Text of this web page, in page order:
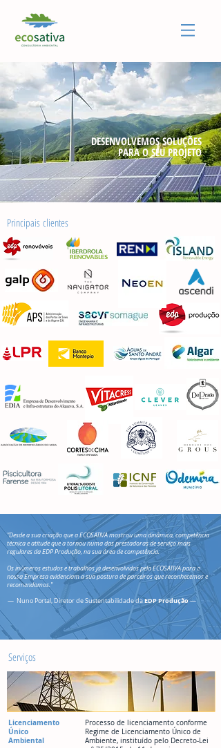
DESENVOLVEMOS SOLUÇÕES
PARA O SEU PROJETO
Principais clientes
"Desde a sua criação que a ECOSATIVA mostrou uma dinâmica, competência
técnica e atitude que a tornou numa das prestadoras de serviço mais
regulares da EDP Produção, na sua área de competência.
Os inúmeros estudos e trabalhos já desenvolvidos pela ECOSATIVA para a
nossa Empresa evidenciam a sua postura de parceiros que reconhecemos e
recomendamos."
— Nuno Portal, Diretor de Sustentabilidade daEDP Produção—
Serviços
Licenciamento
Único
Ambiental
Processo de licenciamento conforme
Regime de Licenciamento Único de
Ambiente, instituído pelo Decreto-Lei